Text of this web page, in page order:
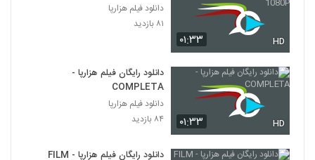
۰۱:۳۳ HD
دانلود فیلم هزارپا
۸۱ بازدید
۰۱:۳۳ HD
دانلود رایگان فیلم هزارپا -
COMPLETA
دانلود فیلم هزارپا
۸۴ بازدید
دانلود رایگان فیلم هزارپا - FILM